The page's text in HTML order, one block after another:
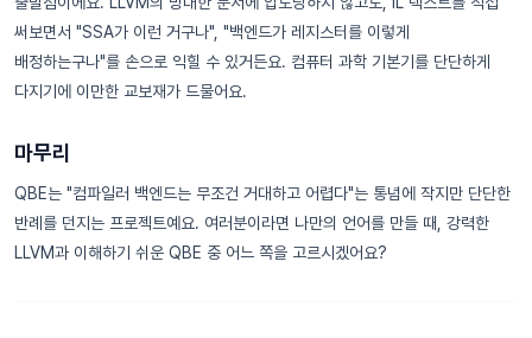
써보면서 "SSA가 이런 거구나", "백엔드가 레지스터를 이렇게
배정하는구나"를 손으로 익힐 수 있거든요. 컴퓨터 과학 기본기를 단단하게
다지기에 이만한 교보재가 드물어요.
마무리
QBE는 "컴파일러 백엔드는 무조건 거대하고 어렵다"는 통념에 작지만 단단한
반례를 던지는 프로젝트예요. 여러분이라면 나만의 언어를 만들 때, 강력한
LLVM과 이해하기 쉬운 QBE 중 어느 쪽을 고르시겠어요?